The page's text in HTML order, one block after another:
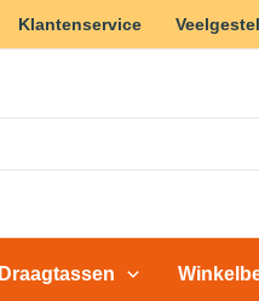
Klantenservice
Draagtassen